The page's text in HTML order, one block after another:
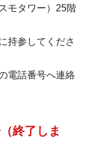
モタワー）25階
持参してくださ
電話番号へ連絡
（終了しま